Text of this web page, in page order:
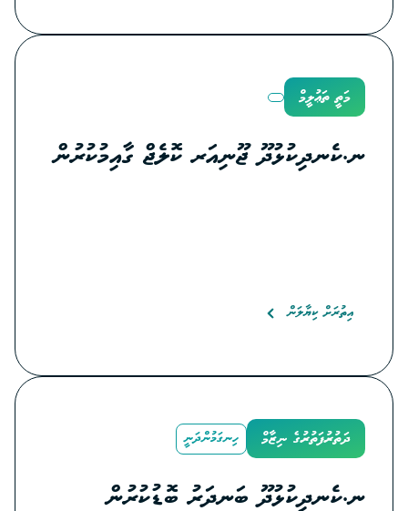
މަތީ ތަޢުލީމް
ނ.ކެނދިކުޅުދޫ ޖޫނިއަރ ކޮލެޖް ގާއިމުކުރުން
އިތުރަށް ކިޔާލަން
ދަތުރުފަތުރުގެ ނިޒާމް ހިނގަމުންދަނީ
ނ.ކެނދިކުޅުދޫ ބަނދަރު ބޮޑުކުރުން